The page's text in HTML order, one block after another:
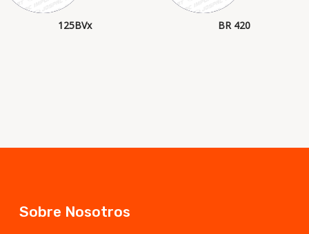
125BVx BR 420
Sobre Nosotros